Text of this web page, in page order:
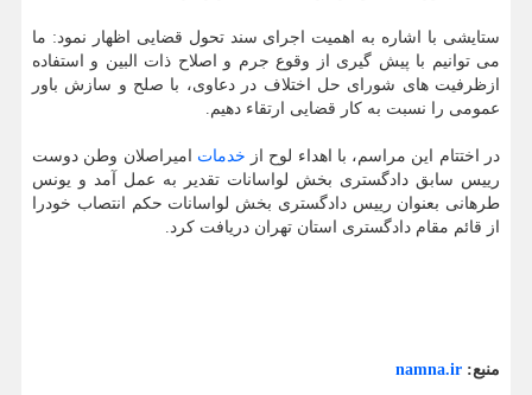
ستایشی با اشاره به اهمیت اجرای سند تحول قضایی اظهار نمود: ما
می توانیم با پیش گیری از وقوع جرم و اصلاح ذات البین و استفاده
ازظرفیت های شورای حل اختلاف در دعاوی، با صلح و سازش باور
عمومی را نسبت به کار قضایی ارتقاء دهیم.
در اختتام این مراسم، با اهداء لوح از خدمات امیراصلان وطن دوست
رییس سابق دادگستری بخش لواسانات تقدیر به عمل آمد و یونس
طرهانی بعنوان رییس دادگستری بخش لواسانات حکم انتصاب خودرا
از قائم مقام دادگستری استان تهران دریافت کرد.
منبع: namna.ir